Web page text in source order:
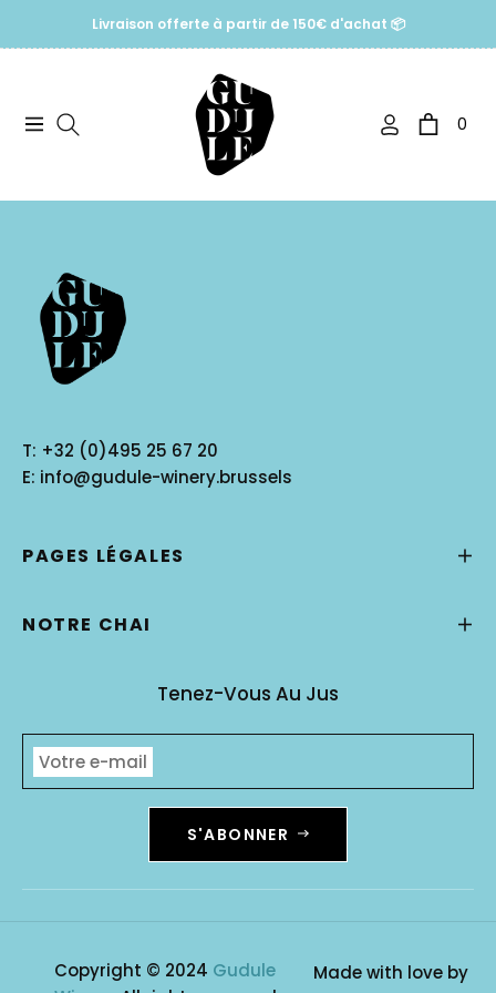
Livraison offerte à partir de 150€ d'achat 📦
Navigation Panier
0
T: +32 (0)495 25 67 20
E: info@gudule-winery.brussels
PAGES LÉGALES
NOTRE CHAI
Tenez-Vous Au Jus
Votre e-mail
S'ABONNER
Copyright © 2024 Gudule
Made with love by